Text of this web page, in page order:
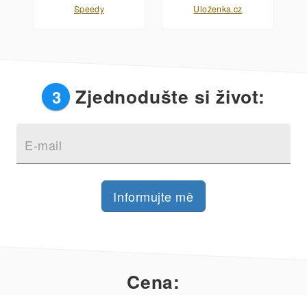
Speedy Uloženka.cz
3 Zjednodušte si život:
E-mail
Cena: